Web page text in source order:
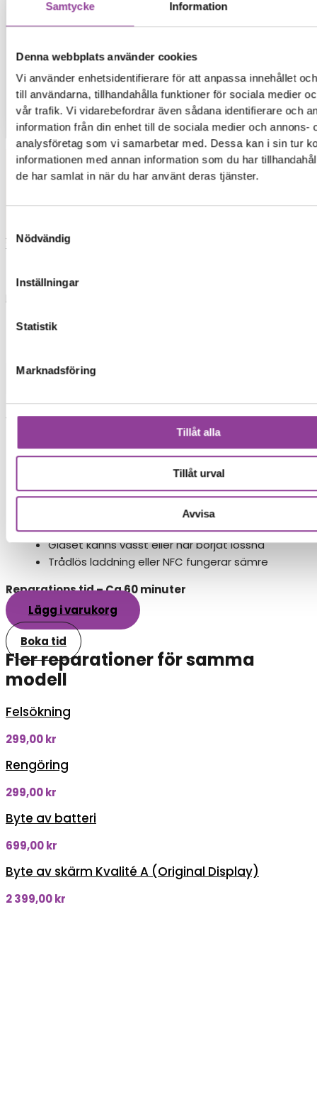
Samtycke Information
Denna webbplats använder cookies
Vi använder enhetsidentifierare för att anpassa innehållet
till användarna, tillhandahålla funktioner för sociala medier
vår trafik. Vi vidarebefordrar även sådana identifierare och
information från din enhet till de sociala medier och annons-
analysföretag som vi samarbetar med. Dessa kan i sin tur
informationen med annan information som du har
de har samlat in när du har använt deras tjänster.
Nödvändig
Inställningar
Statistik
Marknadsföring
Tillåt alla
Tillåt urval
Avvisa
Kontakt
Elon Ljud & Bild
0,00kr0Varukorg
Start
Baksida
Byte av baksida
Vid ett baksidebyte byter man glasbaksidan och
Glaset är repigt, skadat eller krossat
Glaset känns vasst eller har börjat lossna
Trådlös laddning eller NFC fungerar sämre
Reparations tid – Ca 60 minuter
Lägg i varukorg
Boka tid
Fler reparationer för samma
modell
Felsökning
299,00kr
Rengöring
299,00kr
Byte av batteri
699,00kr
Byte av skärm Kvalité A (Original Display)
2 399,00kr